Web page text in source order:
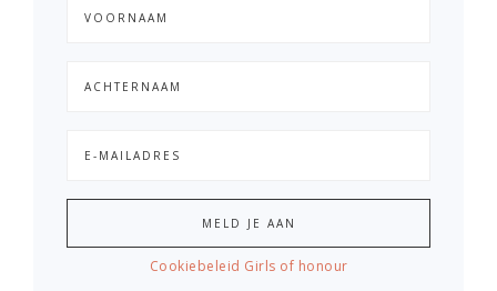
Cookiebeleid Girls of honour